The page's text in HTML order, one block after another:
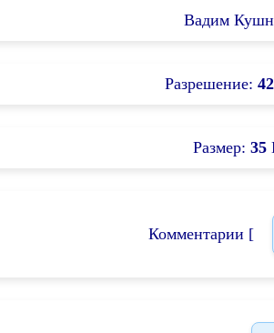
Вадим
Разрешение:
Размер: 35
Комментарии [